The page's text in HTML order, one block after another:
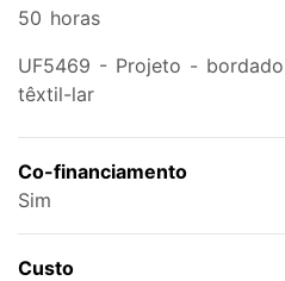
50 horas
UF5469 - Projeto -
têxtil-lar
Co-financiamento
Sim
Custo